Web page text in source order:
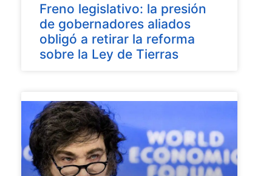
Freno legislativo: la presión
de gobernadores aliados
obligó a retirar la reforma
sobre la Ley de Tierras